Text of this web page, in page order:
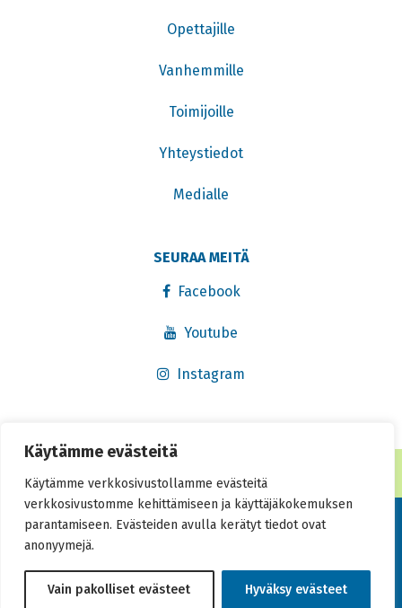
Käytämme evästeitä
Käytämme verkkosivustollamme evästeitä
verkkosivustomme kehittämiseen ja käyttäjäkokemuksen
parantamiseen. Evästeiden avulla kerätyt tiedot ovat
anonyymejä.
Vain pakolliset evästeet Hyväksy evästeet
Opettajille
Vanhemmille
Toimijoille
Yhteystiedot
Medialle
SEURAA MEITÄ
Facebook
Youtube
Instagram
® Rekisteröity tavaramerkki 2016. Kaikki oikeudet pidätetään.
Tietosuojaseloste